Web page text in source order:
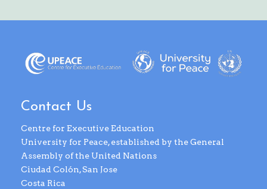
Contact Us
Centre for Executive Education
University for Peace, established by the General
Assembly of the United Nations
Ciudad Colón, San Jose
Costa Rica